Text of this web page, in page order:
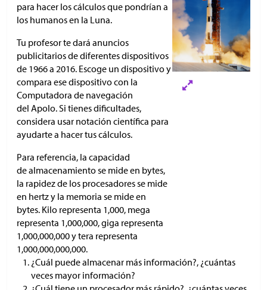
para hacer los cálculos que pondrían a
los humanos en la Luna.
Tu profesor te dará anuncios
publicitarios de diferentes dispositivos
de 1966 a 2016. Escoge un dispositivo y
compara ese dispositivo con la
Computadora de navegación
del Apolo. Si tienes dificultades,
considera usar notación científica para
ayudarte a hacer tus cálculos.
Para referencia, la capacidad
de almacenamiento se mide en bytes,
la rapidez de los procesadores se mide
en hertz y la memoria se mide en
bytes. Kilo representa 1,000, mega
representa 1,000,000, giga representa
1,000,000,000 y tera representa
1,000,000,000,000.
¿Cuál puede almacenar más información?, ¿cuántas
veces mayor información?